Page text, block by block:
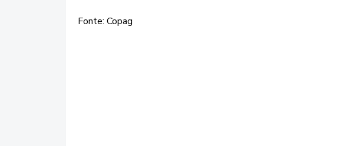
Fonte: Copag